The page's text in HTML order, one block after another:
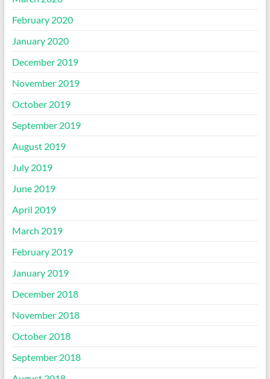
February 2020
January 2020
December 2019
November 2019
October 2019
September 2019
August 2019
July 2019
June 2019
April 2019
March 2019
February 2019
January 2019
December 2018
November 2018
October 2018
September 2018